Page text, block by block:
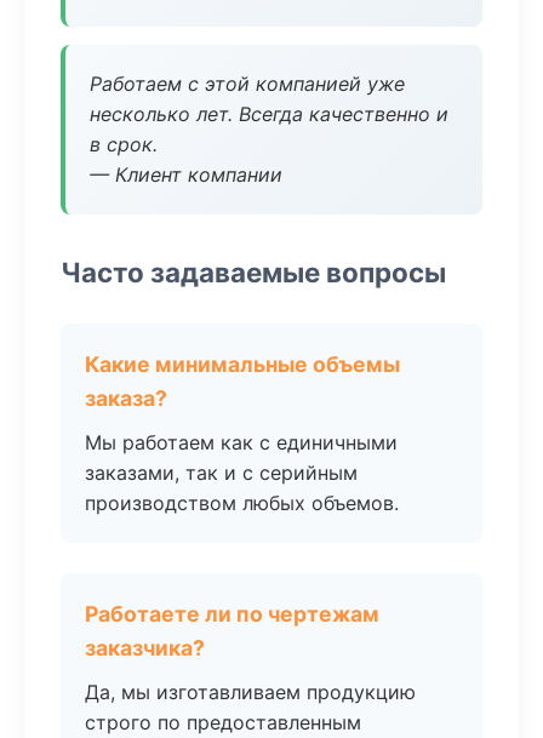
Работаем с этой компанией уже
несколько лет. Всегда качественно и
в срок.
— Клиент компании
Часто задаваемые вопросы
Какие минимальные объемы
заказа?
Мы работаем как с единичными
заказами, так и с серийным
производством любых объемов.
Работаете ли по чертежам
заказчика?
Да, мы изготавливаем продукцию
строго по предоставленным